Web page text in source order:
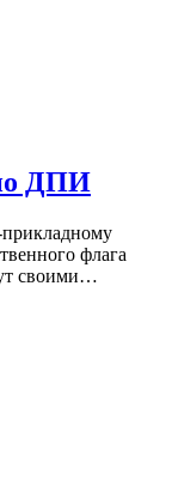
ДПИ
флага
своими…